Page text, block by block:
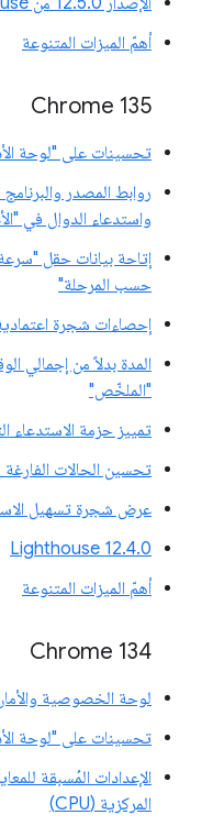
أهمّ الميزات المتنوعة
Chrome 135
تحسينات على "لوحة
روابط المصدر
واستدعاء الدوال في
حسب المرحلة"
إحصاءات شجرة
المدة بدلاً من إجمالي
"الملخّص"
تمييز حزمة الاستدعاء
تحسين الحالات
عرض شجرة تسهيل
‫Lighthouse 12.4.0
أهمّ الميزات المتنوعة
‫Chrome 134
لوحة الخصوصية
تحسينات على "لوحة
الإعدادات المُسبقة
المركزية (CPU)